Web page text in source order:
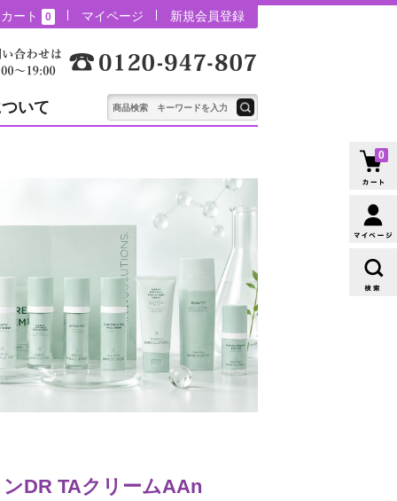
カート 0 マイページ 新規会員登録
いて
DR TAクリームAAn
0